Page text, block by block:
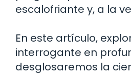
escalofriante y, a la
En este artículo,
interrogante en
desglosaremos la